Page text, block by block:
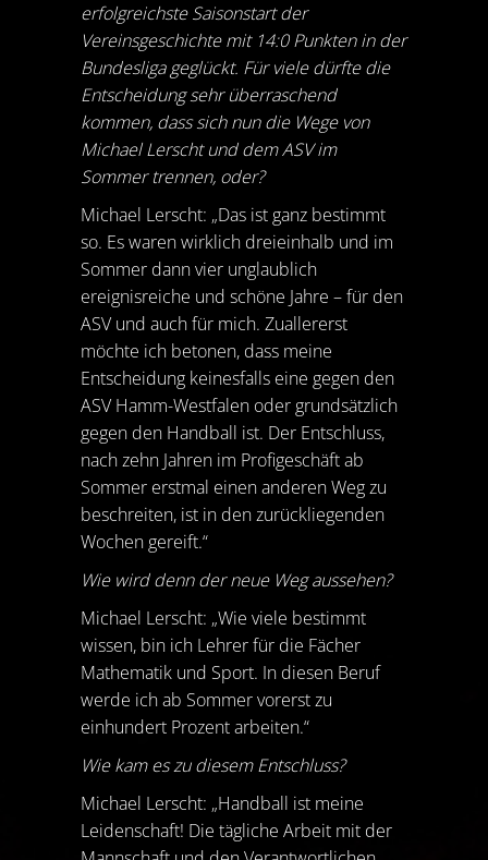
erfolgreichste Saisonstart der
Vereinsgeschichte mit 14:0 Punkten in der
Bundesliga geglückt. Für viele dürfte die
Entscheidung sehr überraschend
kommen, dass sich nun die Wege von
Michael Lerscht und dem ASV im
Sommer trennen, oder?
Michael Lerscht: „Das ist ganz bestimmt
so. Es waren wirklich dreieinhalb und im
Sommer dann vier unglaublich
ereignisreiche und schöne Jahre – für den
ASV und auch für mich. Zuallererst
möchte ich betonen, dass meine
Entscheidung keinesfalls eine gegen den
ASV Hamm-Westfalen oder grundsätzlich
gegen den Handball ist. Der Entschluss,
nach zehn Jahren im Profigeschäft ab
Sommer erstmal einen anderen Weg zu
beschreiten, ist in den zurückliegenden
Wochen gereift.“
Wie wird denn der neue Weg aussehen?
Michael Lerscht: „Wie viele bestimmt
wissen, bin ich Lehrer für die Fächer
Mathematik und Sport. In diesen Beruf
werde ich ab Sommer vorerst zu
einhundert Prozent arbeiten.“
Wie kam es zu diesem Entschluss?
Michael Lerscht: „Handball ist meine
Leidenschaft! Die tägliche Arbeit mit der